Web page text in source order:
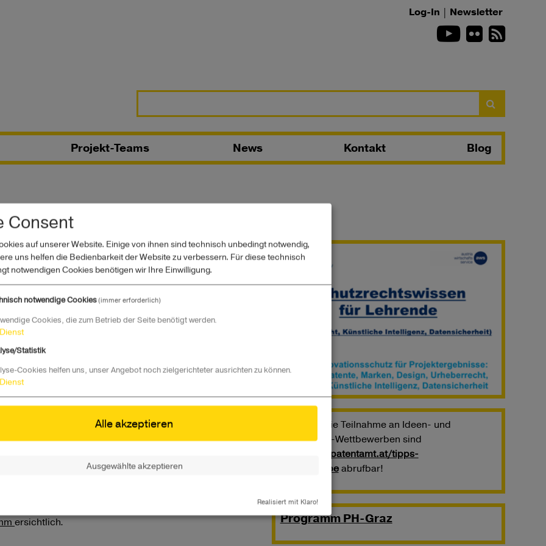
Log-In | Newsletter
Youtube
FlickrRSS-
Suchen
Projekt-Teams News Kontakt Blog
Schulprojekten“
findet an der Pädagogischen Hochschule in Graz
statt, das praxisnahe Tipps für die Anwendung von
Künstlicher Intelligenz und Datensicherheit
zu senden und die Schulleitung in cc
ersichtlich.
für die Teilnahme an Ideen- und
Innovations-Wettbewerben sind
www.patentamt.at/tipps-
wettbewerbeabrufbar!
Programm PH-Graz
Consent
auf unserer Website. Einige von ihnen sind technisch unbedingt notwendig,
uns helfen die Bedienbarkeit der Website zu verbessern. Für diese technisch
notwendigen Cookies benötigen wir Ihre Einwilligung.
notwendige Cookies(immer erforderlich)
Cookies, die zum Betrieb der Seite benötigt werden.
Dienst
Statistik
Cookies helfen uns, unser Angebot noch zielgerichteter ausrichten zu können.
Dienst
Ausgewählte akzeptieren
Alle akzeptieren
Realisiert mit Klaro!